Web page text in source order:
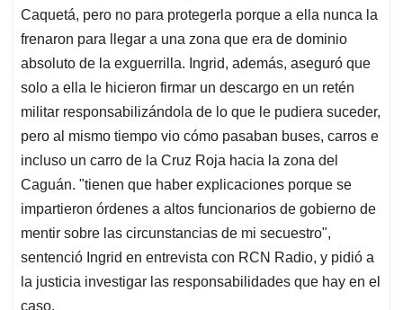
Caquetá, pero no para protegerla porque a ella nunca la
frenaron para llegar a una zona que era de dominio
absoluto de la exguerrilla. Ingrid, además, aseguró que
solo a ella le hicieron firmar un descargo en un retén
militar responsabilizándola de lo que le pudiera suceder,
pero al mismo tiempo vio cómo pasaban buses, carros e
incluso un carro de la Cruz Roja hacia la zona del
Caguán. "tienen que haber explicaciones porque se
impartieron órdenes a altos funcionarios de gobierno de
mentir sobre las circunstancias de mi secuestro",
sentenció Ingrid en entrevista con RCN Radio, y pidió a
la justicia investigar las responsabilidades que hay en el
caso.